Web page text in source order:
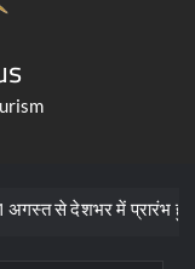
हुआ ’मीडियेशन